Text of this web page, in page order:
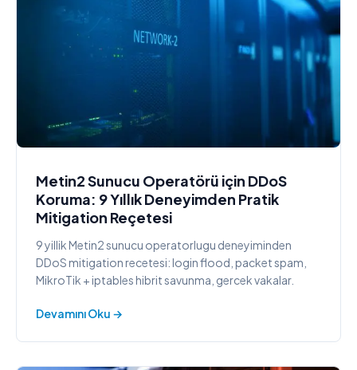
Metin2 Sunucu Operatörü için DDoS
Koruma: 9 Yıllık Deneyimden Pratik
Mitigation Reçetesi
9 yillik Metin2 sunucu operatorlugu deneyiminden
DDoS mitigation recetesi: login flood, packet spam,
MikroTik + iptables hibrit savunma, gercek vakalar.
Devamını Oku →